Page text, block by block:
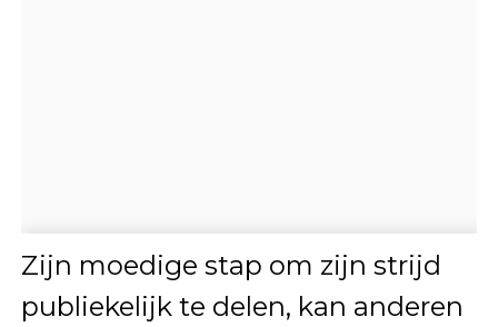
Zijn moedige stap om zijn strijd
publiekelijk te delen, kan anderen